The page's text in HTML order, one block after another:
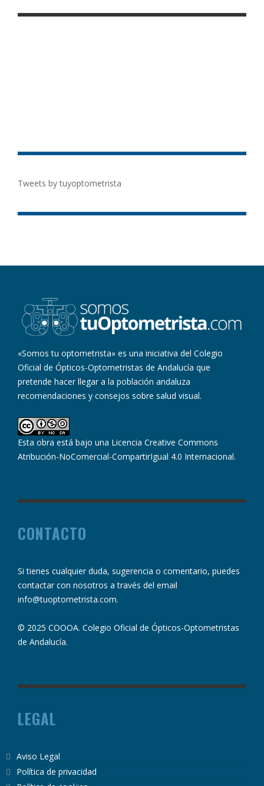
Tweets by tuyoptometrista
«Somos tu optometrista» es una iniciativa del Colegio
Oficial de Ópticos-Optometristas de Andalucía que
pretende hacer llegar a la población andaluza
recomendaciones y consejos sobre salud visual.
Esta obra está bajo una Licencia Creative Commons
Atribución-NoComercial-CompartirIgual 4.0 Internacional.
CONTACTO
Si tienes cualquier duda, sugerencia o comentario, puedes
contactar con nosotros a través del email
info@tuoptometrista.com.
© 2025 COOOA. Colegio Oficial de Ópticos-Optometristas
de Andalucía.
LEGAL
Aviso Legal
Política de privacidad